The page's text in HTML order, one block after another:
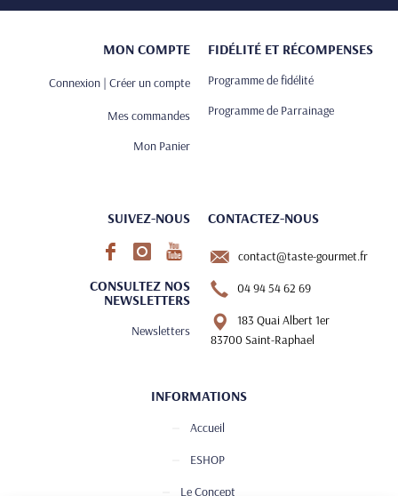
MON COMPTE
Connexion | Créer un compte
Mes commandes
Mon Panier
FIDÉLITÉ ET RÉCOMPENSES
Programme de fidélité
Programme de Parrainage
SUIVEZ-NOUS
CONSULTEZ NOS
NEWSLETTERS
Newsletters
CONTACTEZ-NOUS
contact@taste-gourmet.fr
04 94 54 62 69
183 Quai Albert 1er
83700 Saint-Raphael
INFORMATIONS
Accueil
ESHOP
Le Concept